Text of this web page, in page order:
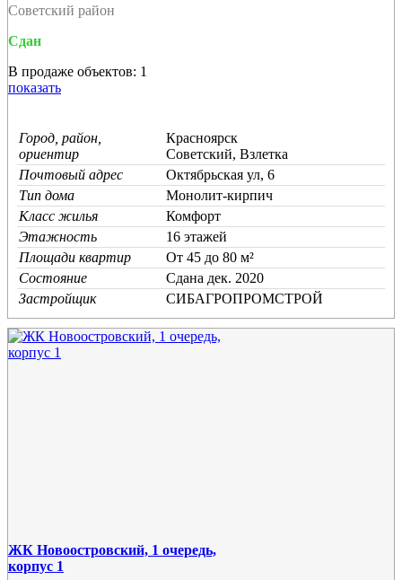
Советский район
Сдан
В продаже объектов: 1
показать
Город, район,
ориентир
Красноярск
Советский, Взлетка
Почтовый адрес
Октябрьская ул, 6
Тип дома
Монолит-кирпич
Класс жилья
Комфорт
Этажность
16 этажей
Площади квартир
От 45 до 80 м²
Состояние
Cдана дек. 2020
Застройщик
СИБАГРОПРОМСТРОЙ
ЖК Новоостровский, 1 очередь,
корпус 1